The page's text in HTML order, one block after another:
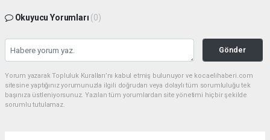
Okuyucu Yorumları (0)
Gönder
Yorum yazarak Topluluk Kuralları’nı kabul etmiş bulunuyor ve kocaelihaberi.com
sitesine yaptığınız yorumunuzla ilgili doğrudan veya dolaylı tüm sorumluluğu tek
başınıza üstleniyorsunuz. Yazılan tüm yorumlardan site yönetimi hiçbir şekilde
sorumlu tutulamaz.